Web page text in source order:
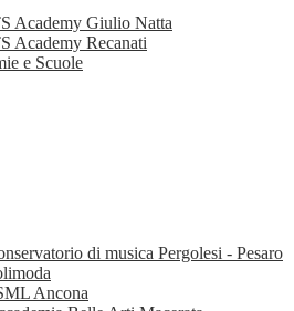
Academy Giulio Natta
Academy Recanati
e Scuole
di musica Pergolesi - Pesaro
Ancona